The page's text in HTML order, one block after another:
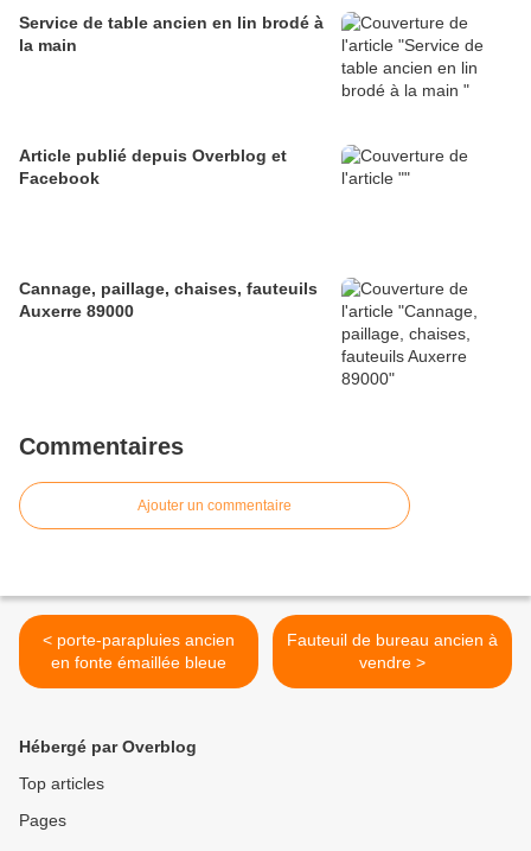
Service de table ancien en lin brodé à
la main
Article publié depuis Overblog et
Facebook
Cannage, paillage, chaises, fauteuils
Auxerre 89000
Commentaires
Ajouter un commentaire
< porte-parapluies ancien
en fonte émaillée bleue
Fauteuil de bureau ancien à
vendre >
Hébergé par Overblog
Top articles
Pages